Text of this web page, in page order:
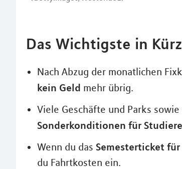
Das Wichtigste in
Nach Abzug der monatlichen
kein Geld mehr übrig.
Viele Geschäfte und Parks
Sonderkonditionen für
Wenn du das Semesterticket
du Fahrtkosten ein.